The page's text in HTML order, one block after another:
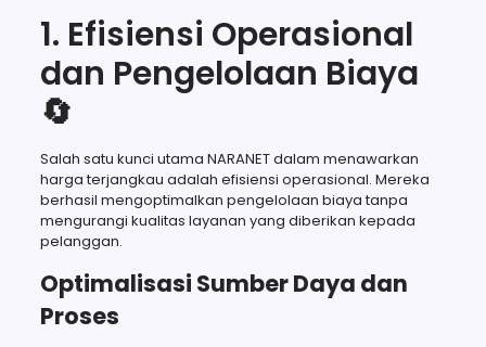
1. Efisiensi Operasional
dan Pengelolaan Biaya
🔄
Salah satu kunci utama NARANET dalam menawarkan
harga terjangkau adalah efisiensi operasional. Mereka
berhasil mengoptimalkan pengelolaan biaya tanpa
mengurangi kualitas layanan yang diberikan kepada
pelanggan.
Optimalisasi Sumber Daya dan
Proses